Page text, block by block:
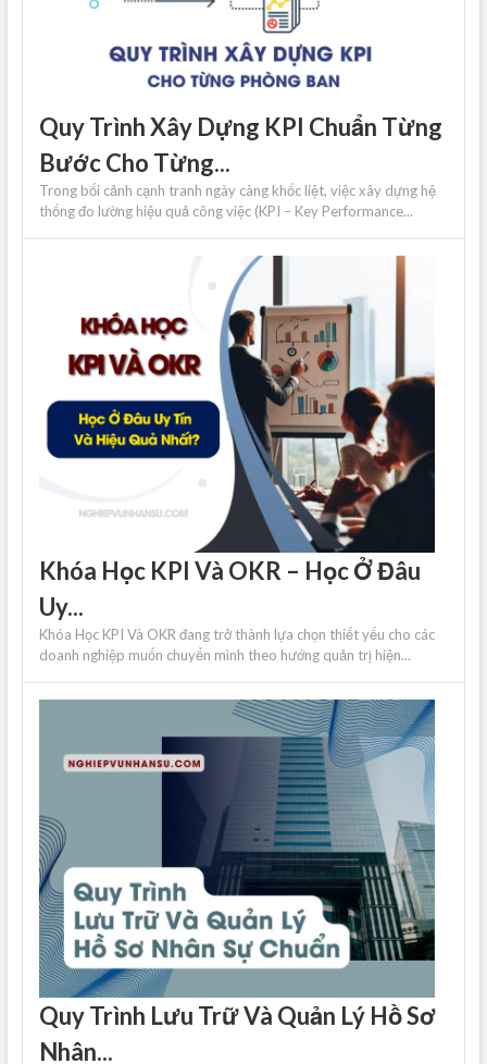
Quy Trình Xây Dựng KPI Chuẩn Từng
Bước Cho Từng...
Trong bối cảnh cạnh tranh ngày càng khốc liệt, việc xây dựng hệ
thống đo lường hiệu quả công việc (KPI – Key Performance...
Khóa Học KPI Và OKR – Học Ở Đâu
Uy...
Khóa Học KPI Và OKR đang trở thành lựa chọn thiết yếu cho các
doanh nghiệp muốn chuyển mình theo hướng quản trị hiện...
Quy Trình Lưu Trữ Và Quản Lý Hồ Sơ
Nhân...